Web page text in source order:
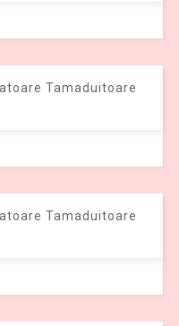
Tamaduitoare
Tamaduitoare